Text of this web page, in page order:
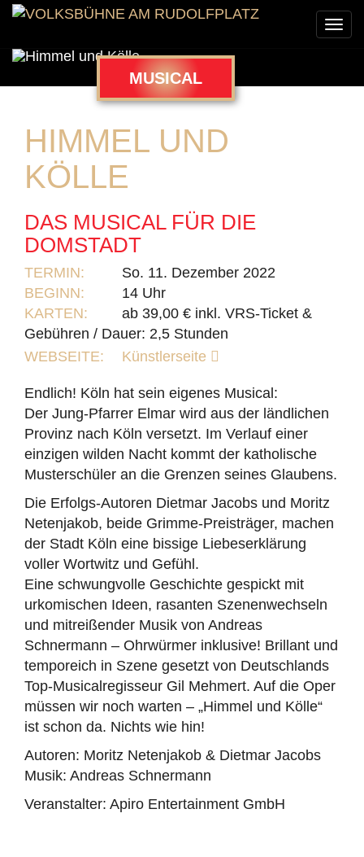
MUSICAL
HIMMEL UND
KÖLLE
DAS MUSICAL FÜR DIE
DOMSTADT
TERMIN:
So. 11. Dezember 2022
BEGINN:
14 Uhr
KARTEN:
ab 39,00 € inkl. VRS-Ticket &
Gebühren / Dauer: 2,5 Stunden
WEBSEITE:
Künstlerseite
Endlich! Köln hat sein eigenes Musical:
Der Jung-Pfarrer Elmar wird aus der ländlichen
Provinz nach Köln versetzt. Im Verlauf einer
einzigen wilden Nacht kommt der katholische
Musterschüler an die Grenzen seines Glaubens.
Die Erfolgs-Autoren Dietmar Jacobs und Moritz
Netenjakob, beide Grimme-Preisträger, machen
der Stadt Köln eine bissige Liebeserklärung
voller Wortwitz und Gefühl.
Eine schwungvolle Geschichte gespickt mit
urkomischen Ideen, rasanten Szenenwechseln
und mitreißender Musik von Andreas
Schnermann – Ohrwürmer inklusive! Brillant und
temporeich in Szene gesetzt von Deutschlands
Top-Musicalregisseur Gil Mehmert. Auf die Oper
müssen wir noch warten – „Himmel und Kölle“
ist schon da. Nichts wie hin!
Autoren: Moritz Netenjakob & Dietmar Jacobs
Musik: Andreas Schnermann
Veranstalter: Apiro Entertainment GmbH